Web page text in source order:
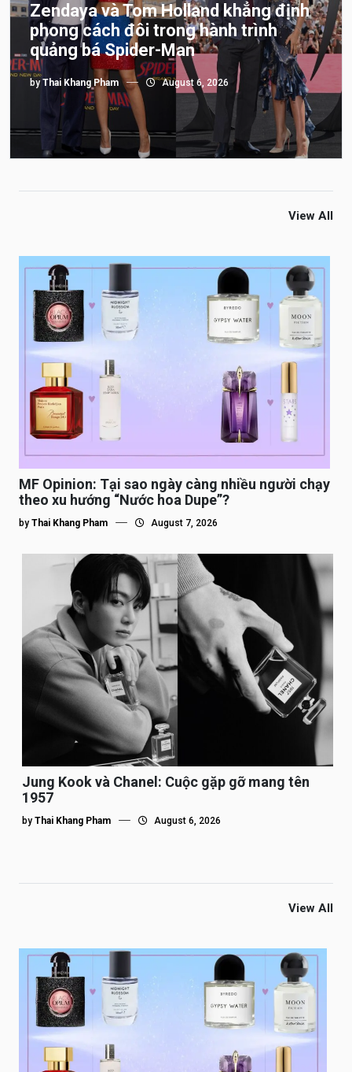
Zendaya và Tom Holland khẳng định
phong cách đôi trong hành trình
quảng bá Spider-Man
by Thai Khang Pham August 6, 2026
View All
MF Opinion: Tại sao ngày càng nhiều người chạy
theo xu hướng “Nước hoa Dupe”?
by Thai Khang Pham August 7, 2026
Jung Kook và Chanel: Cuộc gặp gỡ mang tên
1957
by Thai Khang Pham August 6, 2026
View All